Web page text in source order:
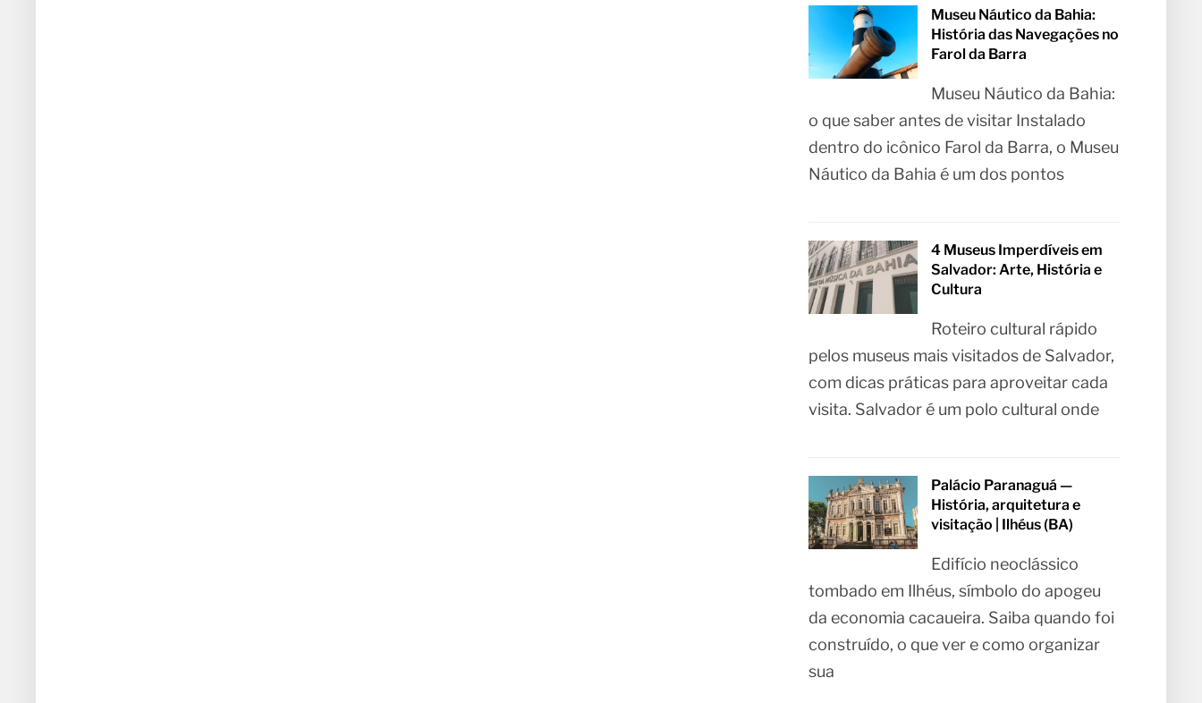
Museu Náutico da Bahia:
História das Navegações no
Farol da Barra
Museu Náutico da Bahia:
o que saber antes de visitar Instalado
dentro do icônico Farol da Barra, o Museu
Náutico da Bahia é um dos pontos
4 Museus Imperdíveis em
Salvador: Arte, História e
Cultura
Roteiro cultural rápido
pelos museus mais visitados de Salvador,
com dicas práticas para aproveitar cada
visita. Salvador é um polo cultural onde
Palácio Paranaguá —
História, arquitetura e
visitação | Ilhéus (BA)
Edifício neoclássico
tombado em Ilhéus, símbolo do apogeu
da economia cacaueira. Saiba quando foi
construído, o que ver e como organizar
sua